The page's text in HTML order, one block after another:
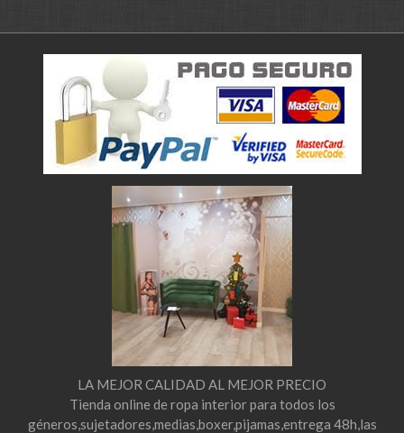
LA MEJOR CALIDAD AL MEJOR PRECIO
Tienda online de ropa interior para todos los
géneros,sujetadores,medias,boxer,pijamas,entrega 48h,las